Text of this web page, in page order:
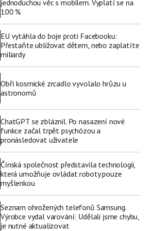
jednoduchou věc s mobilem. Vyplatí se na
100 %
EU vytáhla do boje proti Facebooku:
Přestaňte ubližovat dětem, nebo zaplatíte
miliardy
Obří kosmické zrcadlo vyvolalo hrůzu u
astronomů
ChatGPT se zbláznil. Po nasazení nové
funkce začal trpět psychózou a
pronásledovat uživatele
Čínská společnost představila technologii,
která umožňuje ovládat roboty pouze
myšlenkou
Seznam ohrožených telefonů Samsung.
Výrobce vydal varování: Udělali jsme chybu,
je nutné aktualizovat